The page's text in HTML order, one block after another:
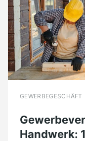
GEWERBEGESCHÄFT
Handwerk: